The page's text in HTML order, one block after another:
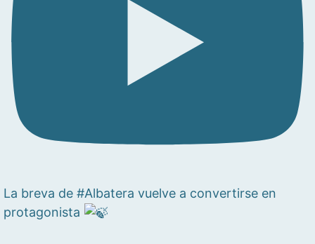
La breva de #Albatera vuelve a convertirse en
protagonista